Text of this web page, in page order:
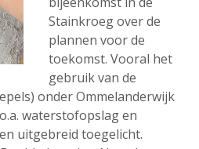
Stainkroeg over de
plannen voor de
toekomst. Vooral het
gebruik van de
onder Ommelanderwijk
waterstofopslag en
uitgebreid toegelicht.